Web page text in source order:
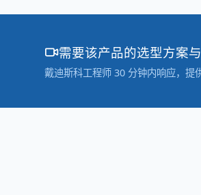
需要该产品的选型方案与
戴迪斯科工程师 30 分钟内响应，提